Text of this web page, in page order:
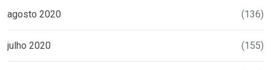
agosto 2020 (136)
julho 2020 (155)